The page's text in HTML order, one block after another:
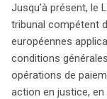
Jusqu’à présent, le
tribunal compétent
européennes
conditions
opérations de
action en justice,